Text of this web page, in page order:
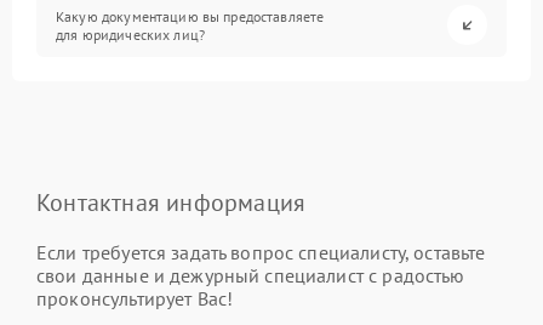
Какую документацию вы предоставляете
для юридических лиц?
Контактная информация
Если требуется задать вопрос специалисту, оставьте
свои данные и дежурный специалист с радостью
проконсультирует Вас!